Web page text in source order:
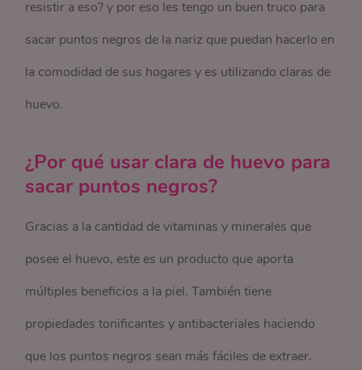
resistir a eso? y por eso les tengo un buen truco para
sacar puntos negros de la nariz que puedan hacerlo en
la comodidad de sus hogares y es utilizando claras de
huevo.
¿Por qué usar clara de huevo para
sacar puntos negros?
Gracias a la cantidad de vitaminas y minerales que
posee el huevo, este es un producto que aporta
múltiples beneficios a la piel. También tiene
propiedades tonificantes y antibacteriales haciendo
que los puntos negros sean más fáciles de extraer.